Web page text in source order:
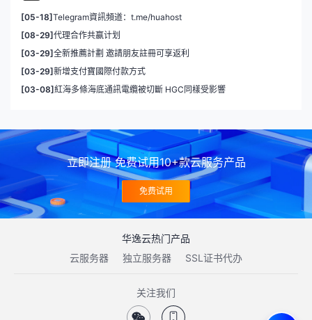
[05-18]Telegram資訊頻道：t.me/huahost
[08-29]代理合作共赢计划
[03-29]全新推薦計劃 邀請朋友註冊可享返利
[03-29]新增支付寶國際付款方式
[03-08]紅海多條海底通訊電纜被切斷 HGC同樣受影響
立即注册 免费试用10+款云服务产品
免费试用
华逸云热门产品
云服务器
独立服务器 SSL证书代办
关注我们